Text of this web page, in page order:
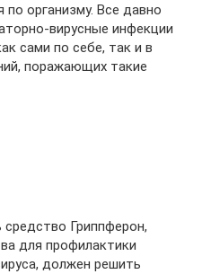
по организму. Все давно
вирусные инфекции
сами по себе, так и в
поражающих такие
Гриппферон,
для профилактики
должен решить